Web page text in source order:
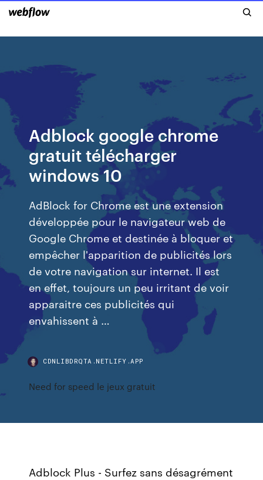
Adblock google chrome
gratuit télécharger
windows 10
AdBlock for Chrome est une extension
développée pour le navigateur web de
Google Chrome et destinée à bloquer et
empêcher l'apparition de publicités lors
de votre navigation sur internet. Il est
en effet, toujours un peu irritant de voir
apparaitre ces publicités qui
envahissent à …
CDNLIBDRQTA.NETLIFY.APP
Need for speed le jeux gratuit
Adblock Plus - Surfez sans désagrément